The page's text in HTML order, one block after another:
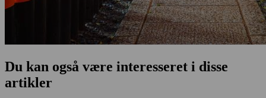
Du kan også være interesseret i disse
artikler